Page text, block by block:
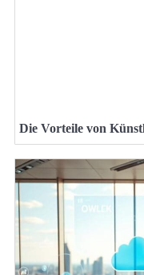
Die Vorteile von